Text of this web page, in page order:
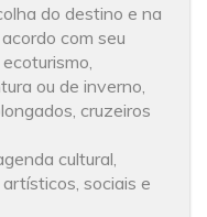
do destino e na
com seu
ou de inverno,
cruzeiros
cultural,
sociais e